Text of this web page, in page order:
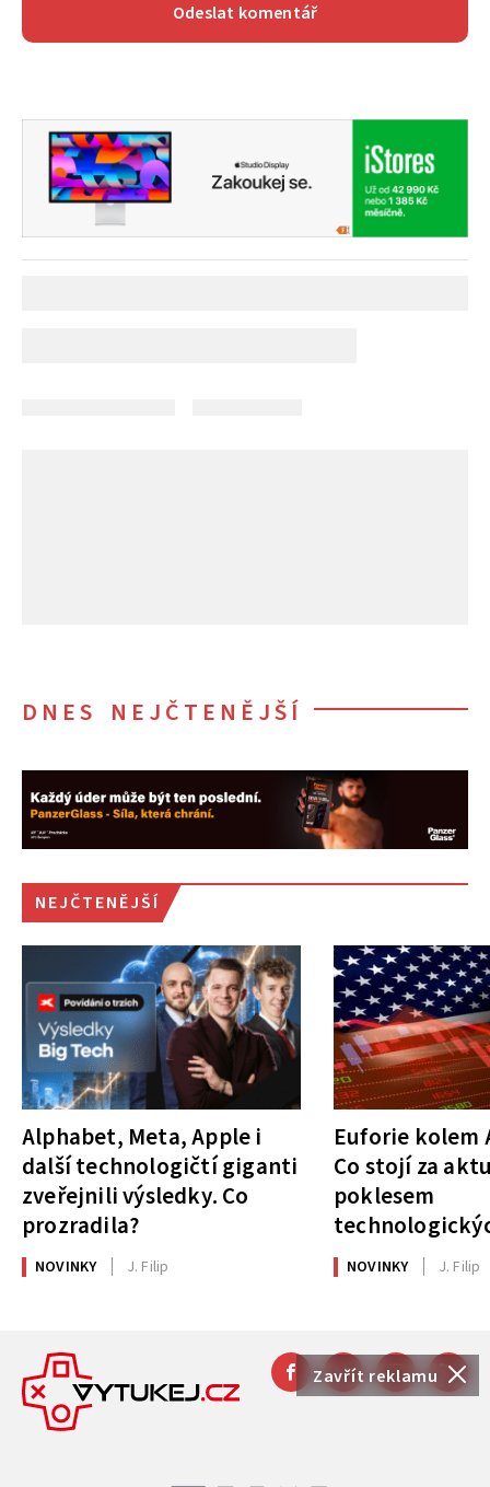
Zavřít reklamu
DNES NEJČTENĚJŠÍ
NEJČTENĚJŠÍ
Alphabet, Meta, Apple i
další technologičtí giganti
zveřejnili výsledky. Co
prozradila?
NOVINKY J. Filip
Euforie kolem
Co stojí za
poklesem
NOVINKY J. Filip